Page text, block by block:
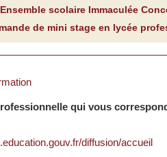
scolaire Immaculée
de mini stage en lycée
qui vous
diffusion/accueil